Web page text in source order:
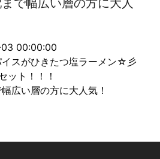
で幅広い層の方に大人
00:00:00
スがひきたつ塩ラーメン☆彡
ット！！！
広い層の方に大人気！